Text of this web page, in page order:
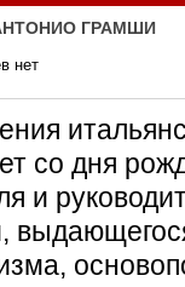
ГРАМШИ
нет
со дня
и